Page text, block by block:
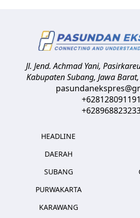
Jl. Jend. Achmad Yani,
Kabupaten Subang, Jawa Barat
HEADLINE
DAERAH
SUBANG
PURWAKARTA
KARAWANG